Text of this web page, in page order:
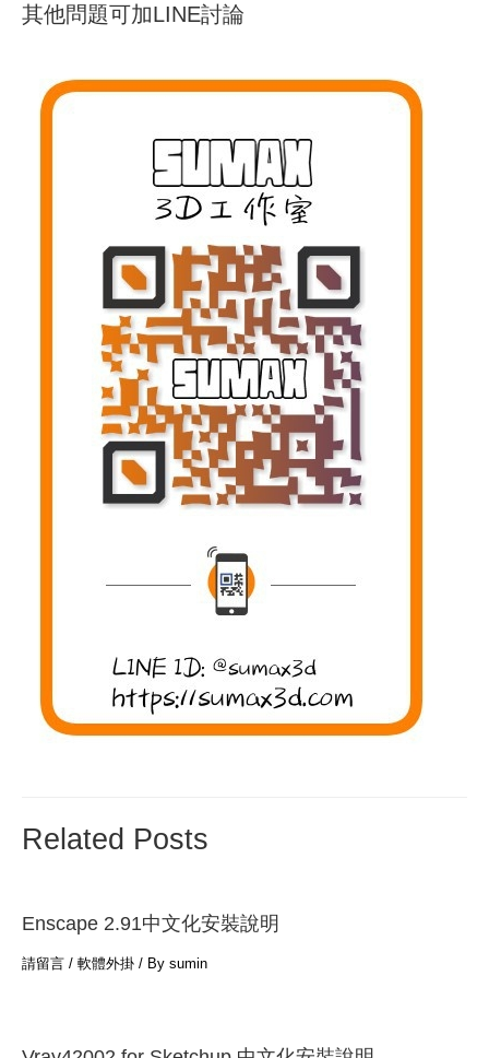
其他問題可加LINE討論
Related Posts
Enscape 2.91中文化安裝說明
請留言 / 軟體外掛 / By sumin